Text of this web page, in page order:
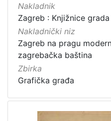
Nakladnik
Zagreb : Knjižnice
Nakladnički niz
Zagreb na pragu
zagrebačka baština
Zbirka
Grafička građa